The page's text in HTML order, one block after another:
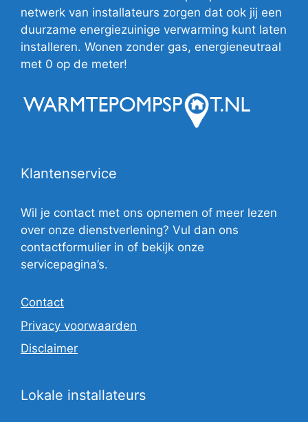
netwerk van installateurs zorgen dat ook jij een
duurzame energiezuinige verwarming kunt laten
installeren. Wonen zonder gas, energieneutraal
met 0 op de meter!
Klantenservice
Wil je contact met ons opnemen of meer lezen
over onze dienstverlening? Vul dan ons
contactformulier in of bekijk onze
servicepagina’s.
Contact
Privacy voorwaarden
Disclaimer
Lokale installateurs